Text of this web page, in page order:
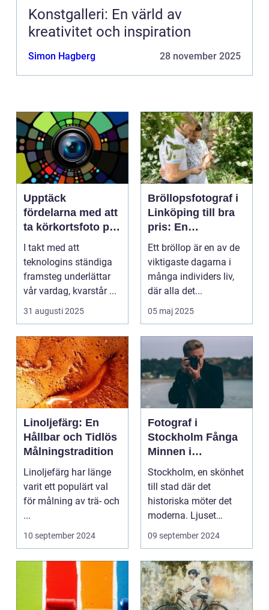
Konstgalleri: En värld av
kreativitet och inspiration
Simon Hagberg 28 november 2025
Upptäck
fördelarna med att
ta körkortsfoto på
Östermalm
I takt med att
teknologins ständiga
framsteg underlättar
vår vardag, kvarstår ...
31 augusti 2025
Bröllopsfotograf i
Linköping till bra
pris: En
nyckelspelare för
oförglömliga
minnen
Ett bröllop är en av de
viktigaste dagarna i
många individers liv,
där alla det...
05 maj 2025
Linoljefärg: En
Hållbar och Tidlös
Målningstradition
Linoljefärg har länge
varit ett populärt val
för målning av trä- och
...
10 september 2024
Fotograf i
Stockholm Fånga
Minnen i
Huvudstaden
Stockholm, en skönhet
till stad där det
historiska möter det
moderna. Ljuset
reflekte...
09 september 2024